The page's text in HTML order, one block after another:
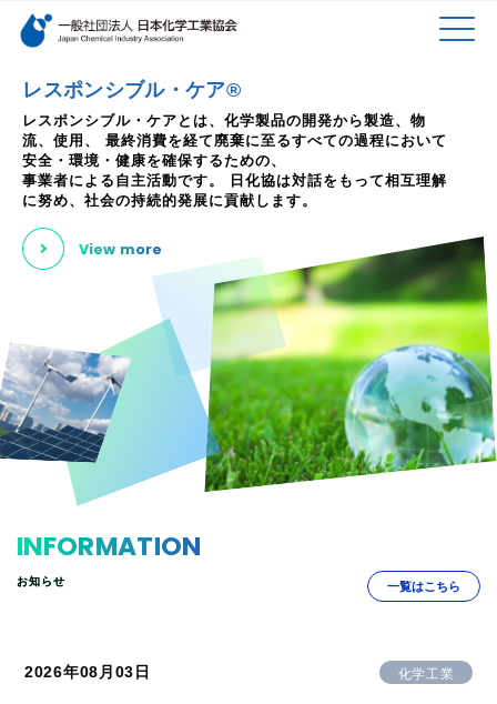
検索キーワード
レスポンシブル・ケア®
レスポンシブル・ケアとは、化学製品の開発から製造、物
流、使用、
最終消費を経て廃棄に至るすべての過程において
安全・環境・健康を確保するための、
事業者による自主活動です。
日化協は対話をもって相互理解
に努め、社会の持続的発展に貢献します。
View more
INFORMATION
お知らせ 一覧はこちら
2026年08月03日 化学工業